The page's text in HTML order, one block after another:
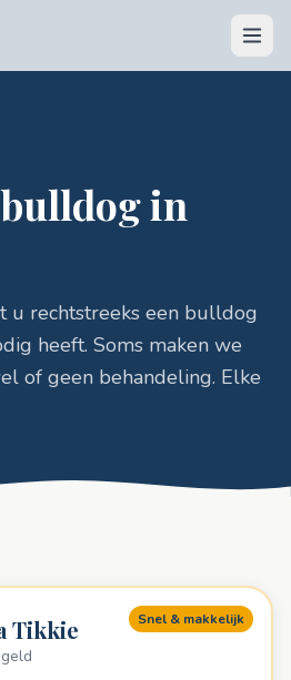
Doneer nu
in
u rechtstreeks een bulldog
heeft. Soms maken we
of geen behandeling. Elke
Snel & makkelijk
Tikkie